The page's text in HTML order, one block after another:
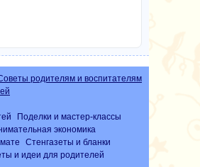
родителям и воспитателям
Поделки и мастер-классы
экономика
Стенгазеты и бланки
и идеи для родителей